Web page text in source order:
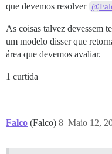
que devemos resolver
As coisas talvez devessem
um modelo disser que
área que devemos avaliar.
1 curtida
Falco (Falco) Maio 12,
8